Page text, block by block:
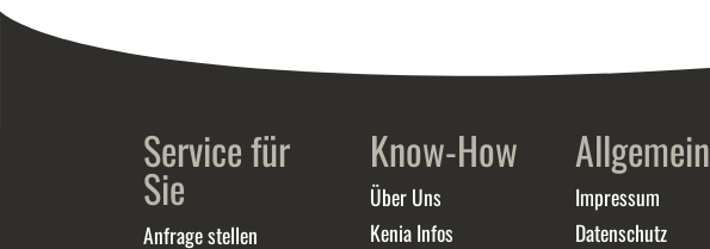
Service für
Sie
Anfrage stellen
Know-How
Über Uns
Kenia Infos
Allgemein
Impressum
Datenschutz